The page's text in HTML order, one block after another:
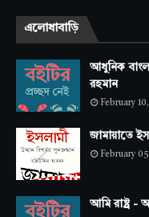
এলোধাবাড়ি
আধুনিক
রহমান
February
জামায়াতে
February
আমি রাষ্ট্র -